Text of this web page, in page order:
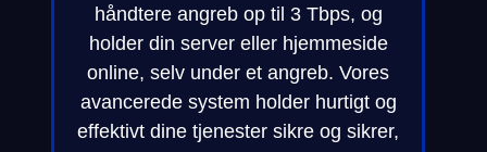
håndtere angreb op til 3 Tbps, og
holder din server eller hjemmeside
online, selv under et angreb. Vores
avancerede system holder hurtigt og
effektivt dine tjenester sikre og sikrer,